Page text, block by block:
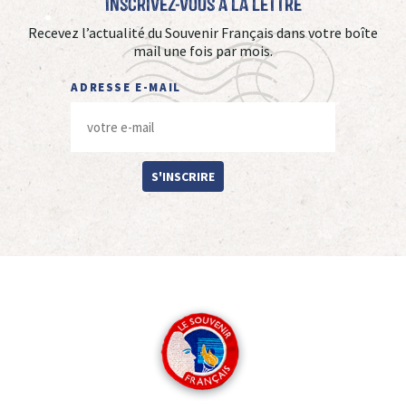
Recevez l’actualité du Souvenir Français dans votre boîte
mail une fois par mois.
ADRESSE E-MAIL
S'INSCRIRE